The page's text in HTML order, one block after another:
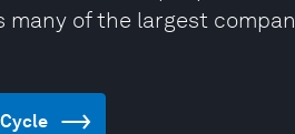
of the largest